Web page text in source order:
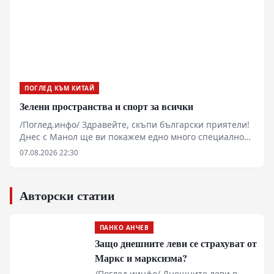
ПОГЛЕД КЪМ КИТАЙ
Зелени пространства и спорт за всички
/Поглед.инфо/ Здравейте, скъпи български приятели!
Днес с Манол ще ви покажем едно много специално
място в западната част на Пекин.
07.08.2026 22:30
Авторски статии
ПАНКО АНЧЕВ
Защо днешните леви се страхуват от
Маркс и марксизма?